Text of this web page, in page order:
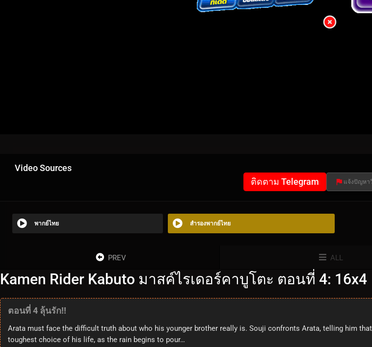
Video Sources
ติดตาม Telegram แจ้งปัญหา
พากย์ไทย สำรองพากย์ไทย
PREV ALL
Kamen Rider Kabuto มาสค์ไรเดอร์คาบูโตะ ตอนที่ 4: 16x4
ตอนที่ 4 ลุ้นรัก!!
Arata must face the difficult truth about who his younger brother really is. Souji confronts Arata, telling him
toughest choice of his life, as the rain begins to pour…